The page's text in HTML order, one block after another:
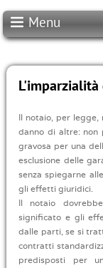
Menu
Il notaio, per
danno di altre: non
gravosa per una
esclusione delle
senza spiegarne
gli effetti giuridici.
Il notaio
significato e gli
dalle parti, se si
contratti
predisposti per